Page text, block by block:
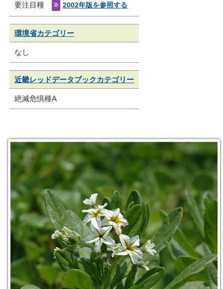
要注目種 2002年版を参照する
環境省カテゴリー
なし
近畿レッドデータブックカテゴリー
絶滅危惧種A